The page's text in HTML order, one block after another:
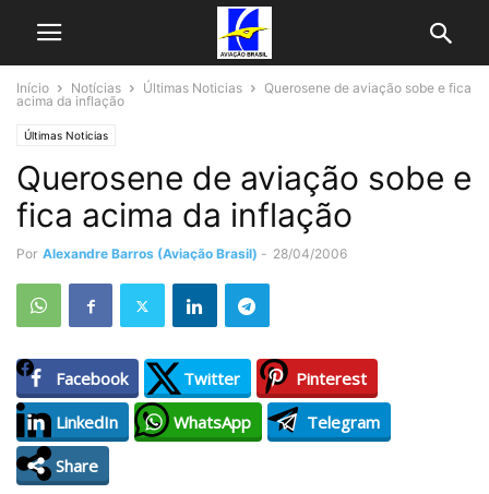
Início Notícias Últimas Noticias
Querosene de aviação sobe e fica
acima da inflação
Últimas Noticias
Querosene de aviação sobe e
fica acima da inflação
Por Alexandre Barros (Aviação Brasil) - 28/04/2006
Facebook Twitter
Pinterest
LinkedIn
WhatsApp
Telegram
Share